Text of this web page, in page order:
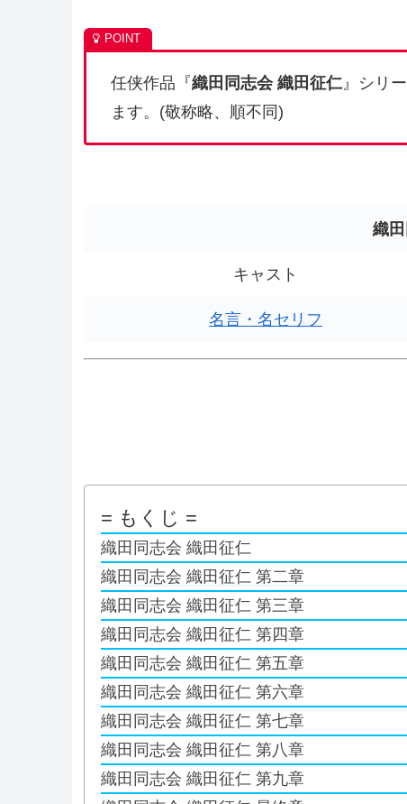
任侠作品『織田同志会 織田征仁』シリ
ます。(敬称略、順不同)
織
キャスト
名言・名セリフ
= もくじ =
織田同志会 織田征仁
織田同志会 織田征仁 第二章
織田同志会 織田征仁 第三章
織田同志会 織田征仁 第四章
織田同志会 織田征仁 第五章
織田同志会 織田征仁 第六章
織田同志会 織田征仁 第七章
織田同志会 織田征仁 第八章
織田同志会 織田征仁 第九章